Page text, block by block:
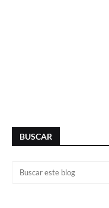
BUSCAR